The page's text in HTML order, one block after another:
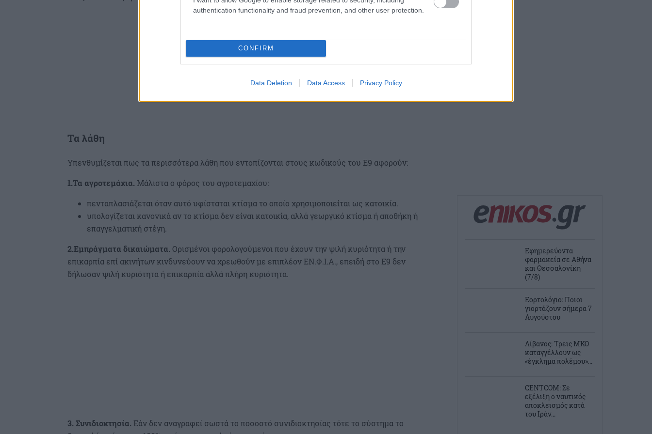
authentication functionality and fraud prevention, and other user protection.
CONFIRM
Data Deletion Data Access Privacy Policy
Τα λάθη
Υπενθυμίζεται πως τα περισσότερα λάθη που εντοπίζονται στους κωδικούς του Ε9 αφορούν:
1.Τα αγροτεμάχια. Μάλιστα ο φόρος του αγροτεμαχίου:
πενταπλασιάζεται όταν αυτό υφίσταται κτίσμα το οποίο χρησιμοποιείται ως κατοικία.
υπολογίζεται κανονικά αν το κτίσμα δεν είναι κατοικία, αλλά γεωργικό κτίσμα ή αποθήκη ή
επαγγελματική στέγη.
2.Εμπράγματα δικαιώματα. Ορισμένοι φορολογούμενοι που έχουν την ψιλή κυριότητα ή την
επικαρπία επί ακινήτων κινδυνεύουν να χρεωθούν με επιπλέον ΕΝ.Φ.Ι.Α., επειδή στο Ε9 δεν
δήλωσαν ψιλή κυριότητα ή επικαρπία αλλά πλήρη κυριότητα.
3. Συνιδιοκτησία. Εάν δεν αναγραφεί σωστά το ποσοστό συνιδιοκτησίας τότε το σύστημα το
Εφημερεύοντα
φαρμακεία σε Αθήνα
και Θεσσαλονίκη
(7/8)
Εορτολόγιο: Ποιοι
γιορτάζουν σήμερα 7
Αυγούστου
Λίβανος: Τρεις ΜΚΟ
καταγγέλλουν ως
«έγκλημα πολέμου»...
CENTCOM: Σε
εξέλιξη ο ναυτικός
αποκλεισμός κατά
του Ιράν...